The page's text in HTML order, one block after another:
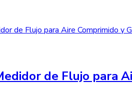
de Flujo para